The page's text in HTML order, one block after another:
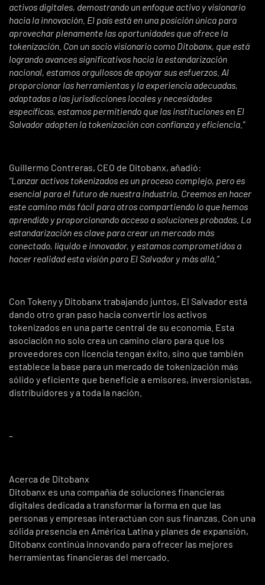
activos digitales, demostrando un enfoque activo y visionario
hacia la innovación. El país está en una posición única para
aprovechar plenamente las oportunidades que ofrece la
tokenización. Con un socio visionario como Ditobanx, que está
logrando avances significativos hacia la estandarización
nacional, estamos orgullosos de apoyar sus esfuerzos. Al
proporcionar las herramientas y la experiencia adecuadas,
adaptadas a las jurisdicciones locales y necesidades
específicas, estamos permitiendo que las instituciones en El
Salvador adopten la tokenización con confianza y eficiencia.”
Guillermo Contreras, CEO de Ditobanx, añadió:
“Lanzar activos tokenizados es un proceso complejo, pero es
esencial para el futuro de nuestra industria. Creemos en hacer
este camino más fácil para otros compartiendo lo que hemos
aprendido y proporcionando acceso a soluciones probadas. La
estandarización es clave para crear un mercado más
conectado, líquido e innovador, y estamos comprometidos a
hacer realidad esta visión para El Salvador y más allá.”
Con Tokeny y Ditobanx trabajando juntos, El Salvador está
dando otro gran paso hacia convertir los activos
tokenizados en una parte central de su economía. Esta
asociación no solo crea un camino claro para que los
proveedores con licencia tengan éxito, sino que también
establece la base para un mercado de tokenización más
sólido y eficiente que beneficie a emisores, inversionistas,
distribuidores y a toda la nación.
–
Acerca de Ditobanx
Ditobanx es una compañía de soluciones financieras
digitales dedicada a transformar la forma en que las
personas y empresas interactúan con sus finanzas. Con una
sólida presencia en América Latina y planes de expansión,
Ditobanx continúa innovando para ofrecer las mejores
herramientas financieras del mercado.